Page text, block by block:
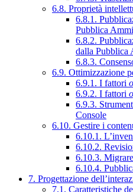
6.8. Proprietà
6.8.1.
Pubblica
6.8.2.
dalla Pubblica
6.8.3.
6.9. Ottimizzazione
6.9.1. I fattori
6.9.2. I fattori
6.9.3.
Console
6.10. Gestire i
6.10.1.
6.10.2.
6.10.3.
6.10.4.
7. Progettazione
7.1. Caratteristiche